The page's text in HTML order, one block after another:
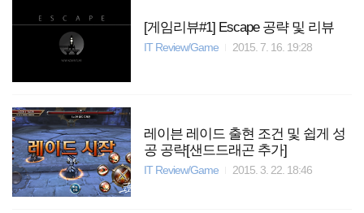
[게임리뷰#1] Escape 공략 및 리뷰
IT Review/Game 2015. 7. 16. 19:28
레이븐 레이드 출현 조건 및 쉽게 성
공 공략[샌드드래곤 추가]
IT Review/Game 2015. 3. 22. 18:46